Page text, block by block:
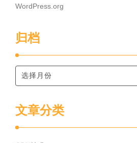
WordPress.org
归档
文章分类